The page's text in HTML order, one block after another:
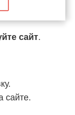
сайт.
сайте.